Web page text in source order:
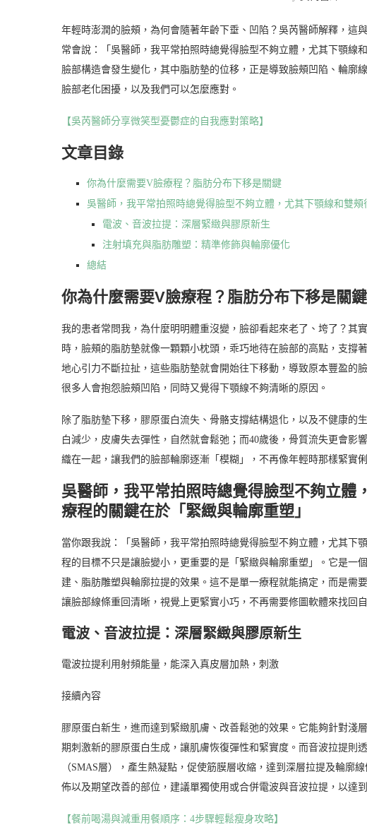
年輕時澎潤的臉頰，為何會隨著年齡下垂、凹陷？吳芮醫師解釋，這
常會說：「吳醫師，我平常拍照時總覺得臉型不夠立體，尤其下顎線
臉部構造會發生變化，其中脂肪墊的位移，正是導致臉頰凹陷、輪廓
臉部老化困擾，以及我們可以怎麼應對。
【吳芮醫師分享微笑型憂鬱症的自我應對策略】
文章目錄
你為什麼需要V臉療程？脂肪分布下移是關鍵
吳醫師，我平常拍照時總覺得臉型不夠立體，尤其下顎線和雙
電波、音波拉提：深層緊緻與膠原新生
注射填充與脂肪雕塑：精準修飾與輪廓優化
總結
你為什麼需要V臉療程？脂肪分布下移是關鍵
我的患者常問我，為什麼明明體重沒變，臉卻看起來老了、垮了？其
時，臉頰的脂肪墊就像一顆顆小枕頭，乖巧地待在臉部的高點，支撐
地心引力不斷拉扯，這些脂肪墊就會開始往下移動，導致原本豐盈的
很多人會抱怨臉頰凹陷，同時又覺得下顎線不夠清晰的原因。
除了脂肪墊下移，膠原蛋白流失、骨骼支撐結構退化，以及不健康的
白減少，皮膚失去彈性，自然就會鬆弛；而40歲後，骨質流失更會影
織在一起，讓我們的臉部輪廓逐漸「模糊」，不再像年輕時那樣緊實
吳醫師，我平常拍照時總覺得臉型不夠立體
療程的關鍵在於「緊緻與輪廓重塑」
當你跟我說：「吳醫師，我平常拍照時總覺得臉型不夠立體，尤其下
程的目標不只是讓臉變小，更重要的是「緊緻與輪廓重塑」。它是一
建、脂肪雕塑與輪廓拉提的效果。這不是單一療程就能搞定，而是需
讓臉部線條重回清晰，視覺上更緊實小巧，不再需要修圖軟體來找回自
電波、音波拉提：深層緊緻與膠原新生
電波拉提利用射頻能量，能深入真皮層加熱，刺激
接續內容
膠原蛋白新生，進而達到緊緻肌膚、改善鬆弛的效果。它能夠針對淺
期刺激新的膠原蛋白生成，讓肌膚恢復彈性和緊實度。而音波拉提則
（SMAS層），產生熱凝點，促使筋膜層收縮，達到深層拉提及輪廓
佈以及期望改善的部位，建議單獨使用或合併電波與音波拉提，以達
【餐前喝湯與減重用餐順序：4步驟輕鬆瘦身攻略】